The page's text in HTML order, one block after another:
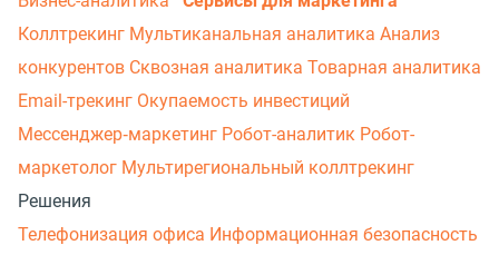
Коллтрекинг Мультиканальная аналитика Анализ
конкурентов Сквозная аналитика Товарная аналитика
Email-трекинг Окупаемость инвестиций
Мессенджер‑маркетинг Робот-аналитик Робот-
маркетолог Мультирегиональный коллтрекинг
Решения
Телефонизация офиса Информационная безопасность